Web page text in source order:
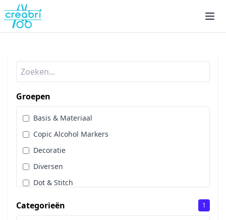
Groepen
Basis & Materiaal
Copic Alcohol Markers
Decoratie
Diversen
Dot & Stitch
Sale
Categorieën 1